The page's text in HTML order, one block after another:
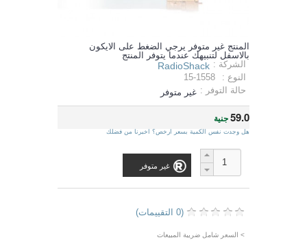
المنتج غير متوفر يرجي الضغط على الايكون
بالاسفل لتنبيهك عندما يتوفر المنتج
الشركة : RadioShack
النوع :
15-1558
حالة التوفر : غير متوفر
59.0جنية
هل وجدت نفس الكمية بسعر ارخص؟ اخبرنا من فضلك
غير متوفر
(0 التقييمات)
> السعر شامل ضريبة المبيعات